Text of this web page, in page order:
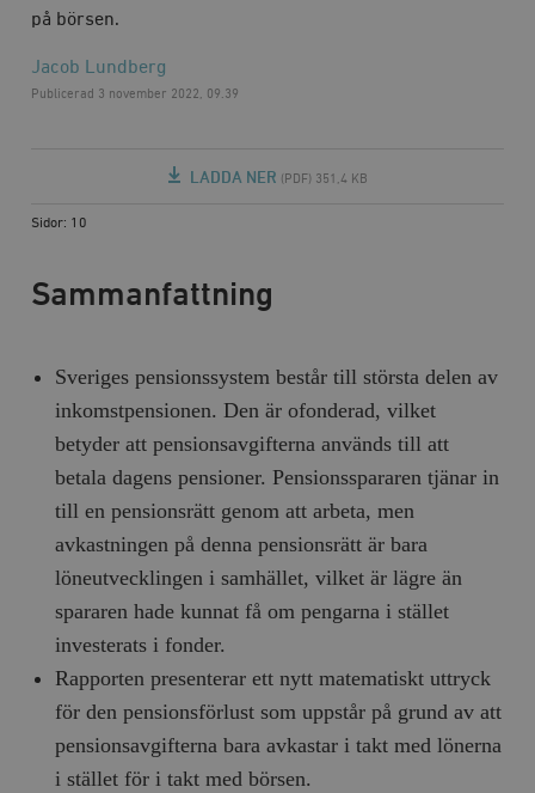
på börsen.
Jacob Lundberg
Publicerad 3 november 2022, 09.39
LADDA NER (PDF) 351,4 KB
Sidor: 10
Sammanfattning
Sveriges pensionssystem består till största delen av
inkomstpensionen. Den är ofonderad, vilket
betyder att pensionsavgifterna används till att
betala dagens pensioner. Pensionsspararen tjänar in
till en pensionsrätt genom att arbeta, men
avkastningen på denna pensionsrätt är bara
löneutvecklingen i samhället, vilket är lägre än
spararen hade kunnat få om pengarna i stället
investerats i fonder.
Rapporten presenterar ett nytt matematiskt uttryck
för den pensionsförlust som uppstår på grund av att
pensionsavgifterna bara avkastar i takt med lönerna
i stället för i takt med börsen.